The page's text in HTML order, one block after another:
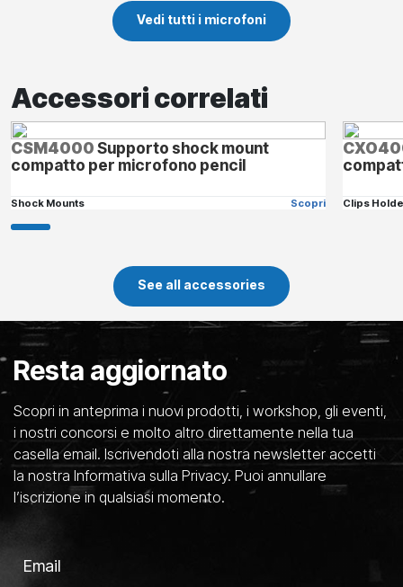
Vedi tutti i microfoni
Accessori correlati
CSM4000Supporto shock mount
compatto per microfono pencil
Shock Mounts Scopri Clips
See all accessories
Resta aggiornato
Scopri in anteprima i nuovi prodotti, i workshop, gli eventi,
i nostri concorsi e molto altro direttamente nella tua
casella email. Iscrivendoti alla nostra newsletter accetti
la nostra Informativa sulla Privacy. Puoi annullare
l’iscrizione in qualsiasi momento.
Email